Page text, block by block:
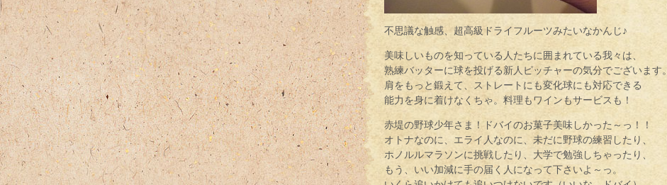
不思議な触感、超高級ドライフルーツみたいなかんじ♪
美味しいものを知っている人たちに囲まれている我々は、
熟練バッターに球を投げる新人ピッチャーの気分でございます。
肩をもっと鍛えて、ストレートにも変化球にも対応できる
能力を身に着けなくちゃ。料理もワインもサービスも！
赤堤の野球少年さま！ドバイのお菓子美味しかった～っ！！
オトナなのに、エライ人なのに、未だに野球の練習したり、
ホノルルマラソンに挑戦したり、大学で勉強しちゃったり、
もう、いい加減に手の届く人になって下さいよ～っ。